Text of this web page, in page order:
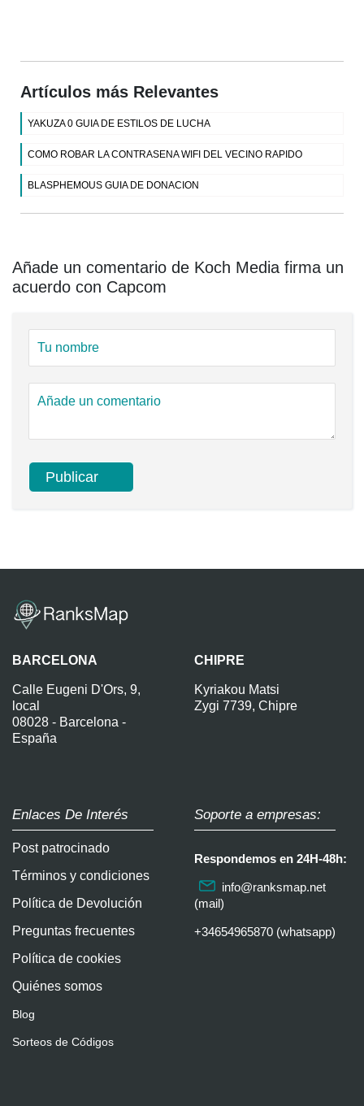
Artículos más Relevantes
YAKUZA 0 GUIA DE ESTILOS DE LUCHA
COMO ROBAR LA CONTRASENA WIFI DEL VECINO RAPIDO
BLASPHEMOUS GUIA DE DONACION
Añade un comentario de Koch Media firma un
acuerdo con Capcom
BARCELONA
Calle Eugeni D'Ors, 9,
local
08028 - Barcelona -
España
CHIPRE
Kyriakou Matsi
Zygi 7739, Chipre
Enlaces De Interés
Post patrocinado
Términos y condiciones
Política de Devolución
Preguntas frecuentes
Política de cookies
Quiénes somos
Blog
Sorteos de Códigos
Soporte a empresas:
Respondemos en 24H-48h:
info@ranksmap.net
(mail)
+34654965870 (whatsapp)